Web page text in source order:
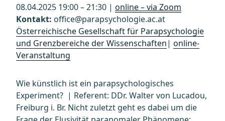
08.04.2025 19:00 – 21:30 | online – via Zoom
Kontakt: office@parapsychologie.ac.at
Österreichische Gesellschaft für Parapsychologie
und Grenzbereiche der Wissenschaften| online-
Veranstaltung
Wie künstlich ist ein parapsychologisches
Experiment? | Referent: DDr. Walter von Lucadou,
Freiburg i. Br. Nicht zuletzt geht es dabei um die